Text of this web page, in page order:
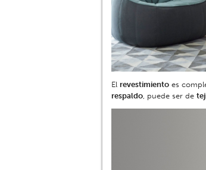
El revestimiento es
respaldo, puede ser de